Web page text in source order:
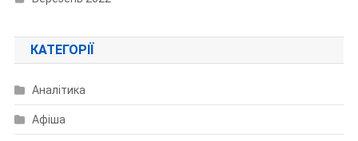
КАТЕГОРІЇ
Аналітика
Афіша